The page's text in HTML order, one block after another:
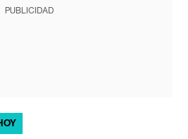
PUBLICIDAD